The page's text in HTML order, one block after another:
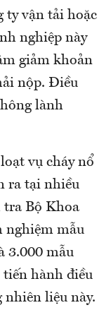
ty vận tải hoặc
nghiệp này
giảm khoản
nộp. Điều
lành
vụ cháy nổ
ra tại nhiều
tra Bộ Khoa
nghiệm mẫu
3.000 mẫu
tiến hành điều
nhiên liệu này.